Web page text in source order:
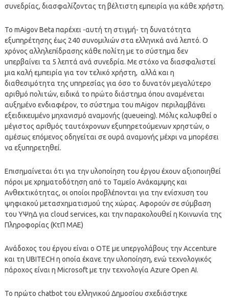
συνεδρίας, διασφαλίζοντας τη βέλτιστη εμπειρία για κάθε χρήστη.
Το mAigov Beta παρέχει -αυτή τη στιγμή- τη δυνατότητα
εξυπηρέτησης έως 240 συνομιλιών στα ελληνικά ανά λεπτό. O
χρόνος αλληλεπίδρασης κάθε πολίτη με το σύστημα δεν
υπερβαίνει τα 5 λεπτά ανά συνεδρία. Με στόχο να διασφαλιστεί
μια καλή εμπειρία για τον τελικό χρήστη, αλλά και η
διαθεσιμότητα της υπηρεσίας για όσο το δυνατόν μεγαλύτερο
αριθμό πολιτών, ειδικά το πρώτο διάστημα όπου αναμένεται
αυξημένο ενδιαφέρον, το σύστημα του mAigov περιλαμβάνει
εξειδικευμένο μηχανισμό αναμονής (queueing). Μόλις καλυφθεί ο
μέγιστος αριθμός ταυτόχρονων εξυπηρετούμενων χρηστών, ο
αμέσως επόμενος οδηγείται σε ουρά αναμονής μέχρι να μπορέσει
να εξυπηρετηθεί.
Επισημαίνεται ότι για την υλοποίηση του έργου έχουν αξιοποιηθεί
πόροι με χρηματοδότηση από το Ταμείο Ανάκαμψης και
Ανθεκτικότητας, οι οποίοι προβλέπονται για την ενίσχυση του
ψηφιακού μετασχηματισμού της χώρας. Αφορούν σε σύμβαση
του ΥΨηΔ για cloud services, και την παρακολουθεί η Κοινωνία της
Πληροφορίας (ΚτΠ ΜΑΕ)
Ανάδοχος του έργου είναι ο ΟΤΕ με υπεργολάβους την Accenture
και τη UBITECH η οποία έκανε την υλοποίηση, ενώ τεχνολογικός
πάροχος είναι η Microsoft με την τεχνολογία Azure Open AI.
Το πρώτο chatbot του ελληνικού Δημοσίου σχεδιάστηκε